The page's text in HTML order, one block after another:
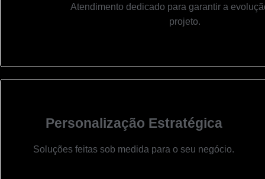
Atendimento dedicado para garantir a
projeto.
Personalização Estratégica
Soluções feitas sob medida para o seu negócio.